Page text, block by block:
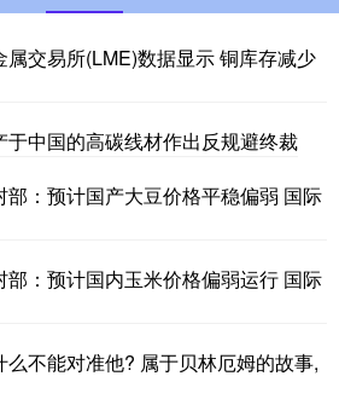
属交易所(LME)数据显示 铜库存减少
于中国的高碳线材作出反规避终裁
部：预计国产大豆价格平稳偏弱 国际
部：预计国内玉米价格偏弱运行 国际
不能对准他? 属于贝林厄姆的故事,